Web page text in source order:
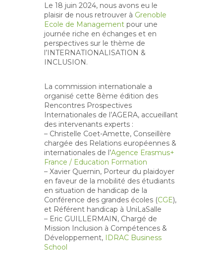
Le 18 juin 2024, nous avons eu le
plaisir de nous retrouver à Grenoble
Ecole de Management pour une
journée riche en échanges et en
perspectives sur le thème de
l’INTERNATIONALISATION &
INCLUSION.
La commission internationale a
organisé cette 8ème édition des
Rencontres Prospectives
Internationales de l’AGERA, accueillant
des intervenants experts :
– Christelle Coet-Amette, Conseillère
chargée des Relations européennes &
internationales de l’Agence Erasmus+
France / Education Formation
– Xavier Quernin, Porteur du plaidoyer
en faveur de la mobilité des étudiants
en situation de handicap de la
Conférence des grandes écoles (CGE),
et Référent handicap à UniLaSalle
– Eric GUILLERMAIN, Chargé de
Mission Inclusion à Compétences &
Développement, IDRAC Business
School